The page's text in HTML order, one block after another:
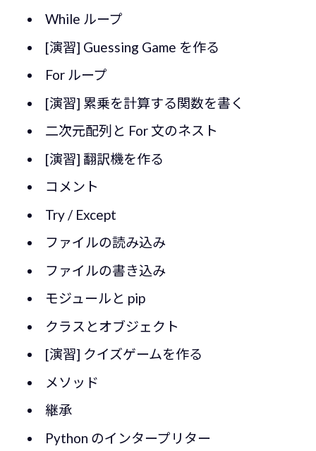
While ループ
[演習] Guessing Game を作る
For ループ
[演習] 累乗を計算する関数を書く
二次元配列と For 文のネスト
[演習] 翻訳機を作る
コメント
Try / Except
ファイルの読み込み
ファイルの書き込み
モジュールと pip
クラスとオブジェクト
[演習] クイズゲームを作る
メソッド
継承
Python のインタープリター